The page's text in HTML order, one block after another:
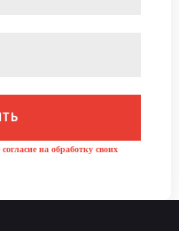
на обработку своих